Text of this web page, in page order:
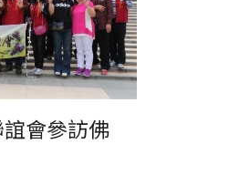
會參訪佛